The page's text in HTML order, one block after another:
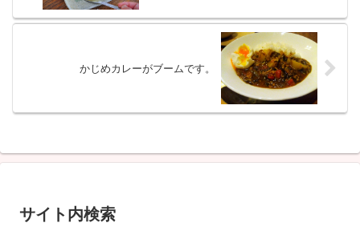
かじめカレーがブームです。
サイト内検索